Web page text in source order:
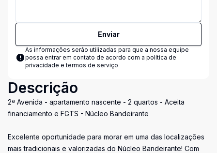
Enviar
As informações serão utilizadas para que a nossa equipe
possa entrar em contato de acordo com a política de
privacidade e termos de serviço
Descrição
2ª Avenida - apartamento nascente - 2 quartos - Aceita
financiamento e FGTS - Núcleo Bandeirante
Excelente oportunidade para morar em uma das localizações
mais tradicionais e valorizadas do Núcleo Bandeirante! Com